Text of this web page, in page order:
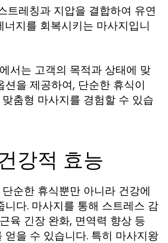
트레칭과 지압을 결합하여 유연
너지를 회복시키는 마사지입니
에서는 고객의 목적과 상태에 맞
션을 제공하여, 단순한 휴식이
춤형 마사지를 경험할 수 있습
강적 효능
단순한 휴식뿐만 아니라 건강에
니다. 마사지를 통해 스트레스 감
육 긴장 완화, 면역력 향상 등
을 수 있습니다. 특히 마사지왕